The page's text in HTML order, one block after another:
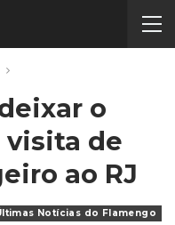
o
visita de
ao RJ
Notícias do Flamengo